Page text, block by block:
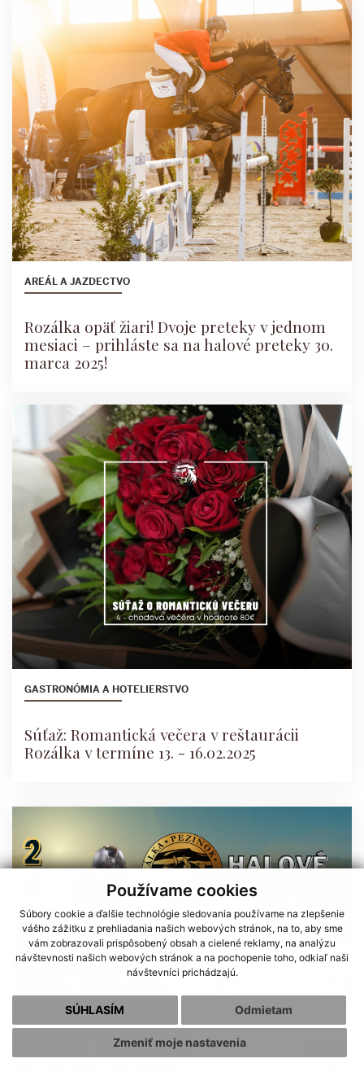
Používame cookies
Súbory cookie a ďalšie technológie sledovania používame na zlepšenie
vášho zážitku z prehliadania našich webových stránok, na to, aby sme
vám zobrazovali prispôsobený obsah a cielené reklamy, na analýzu
návštevnosti našich webových stránok a na pochopenie toho, odkiaľ naši
návštevníci prichádzajú.
SÚHLASÍM Odmietam
Zmeniť moje nastavenia
AREÁL A JAZDECTVO
Rozálka opäť žiari! Dvoje preteky v jednom
mesiaci – prihláste sa na halové preteky 30.
marca 2025!
GASTRONÓMIA A HOTELIERSTVO
Súťaž: Romantická večera v reštaurácii
Rozálka v termíne 13. - 16.02.2025